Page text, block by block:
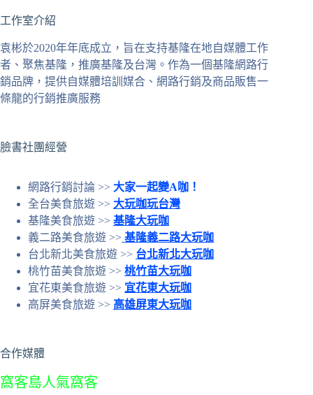
到
合
條
件
的
果
工作室介紹
袁彬於2020年年底成立，旨在支持基隆在地自媒體工作
者、聚焦基隆，推廣基隆及台灣。作為一個基隆網路行
銷品牌，提供自媒體培訓媒合、網路行銷及商品販售一
條龍的行銷推廣服務
臉書社團經營
網路行銷討論 >> 大家一起變A咖！
全台美食旅遊 >> 大玩咖玩台灣
基隆美食旅遊 >> 基隆大玩咖
義二路美食旅遊 >> 基隆義二路大玩咖
台北新北美食旅遊 >> 台北新北大玩咖
桃竹苗美食旅遊 >> 桃竹苗大玩咖
宜花東美食旅遊 >> 宜花東大玩咖
高屏美食旅遊 >> 高雄屏東大玩咖
合作媒體
窩客島人氣窩客